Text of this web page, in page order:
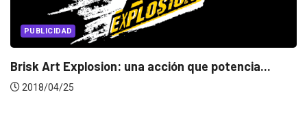
PUBLICIDAD
Brisk Art Explosion: una acción que